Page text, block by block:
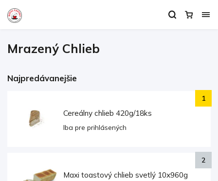
Mrazený Chlieb
Najpredávanejšie
Cereálny chlieb 420g/18ks
Iba pre prihlásených
Maxi toastový chlieb svetlý 10x960g